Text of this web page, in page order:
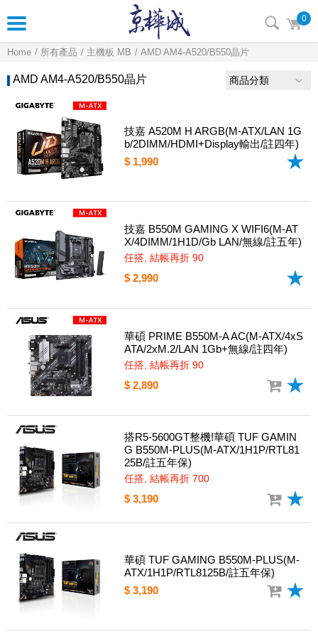
0
Home 所有產品 主機板 MB AMD AM4-A520/B550晶片
AMD AM4-A520/B550晶片 商品分類
技嘉 A520M H ARGB(M-ATX/LAN 1G
b/2DIMM/HDMI+Display輸出/註四年)
$ 1,990
技嘉 B550M GAMING X WIFI6(M-AT
X/4DIMM/1H1D/Gb LAN/無線/註五年)
任搭, 結帳再折 90
$ 2,990
華碩 PRIME B550M-A AC(M-ATX/4xS
ATA/2xM.2/LAN 1Gb+無線/註四年)
任搭, 結帳再折 90
$ 2,890
搭R5-5600GT整機!華碩 TUF GAMIN
G B550M-PLUS(M-ATX/1H1P/RTL81
25B/註五年保)
任搭, 結帳再折 700
$ 3,190
華碩 TUF GAMING B550M-PLUS(M-
ATX/1H1P/RTL8125B/註五年保)
$ 3,190